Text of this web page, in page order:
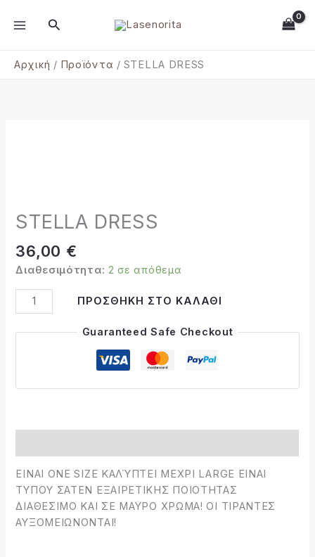
στο
Αναζήτηση
Αρχική Προϊόντα STELLA DRESS
STELLA DRESS
36,00 €
Διαθεσιμότητα: 2 σε απόθεμα
ΠΡΟΣΘΉΚΗ ΣΤΟ ΚΑΛΆΘΙ
Guaranteed Safe Checkout
EINAI ONE SIZE ΚΑΛΎΠΤΕΙ ΜΕΧΡΙ LARGE ΕΙΝΑΙ
ΤΥΠΟΥ ΣΑΤΕΝ ΕΞΑΙΡΕΤΙΚΗΣ ΠΟΙΟΤΗΤΑΣ
ΔΙΑΘΕΣΙΜΟ ΚΑΙ ΣΕ ΜΑΥΡΟ ΧΡΩΜΑ! ΟΙ ΤΙΡΑΝΤΕΣ
ΑΥΞΟΜΕΙΩΝΟΝΤΑΙ!